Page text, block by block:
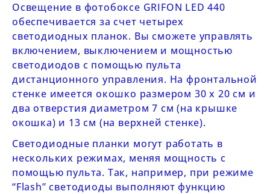
Освещение в фотобоксе GRIFON LED 440
обеспечивается за счет четырех
светодиодных планок. Вы сможете управлять
включением, выключением и мощностью
светодиодов с помощью пульта
дистанционного управления. На фронтальной
стенке имеется окошко размером 30 х 20 см и
два отверстия диаметром 7 см (на крышке
окошка) и 13 см (на верхней стенке).
Светодиодные планки могут работать в
нескольких режимах, меняя мощность с
помощью пульта. Так, например, при режиме
“Flash” светодиоды выполняют функцию